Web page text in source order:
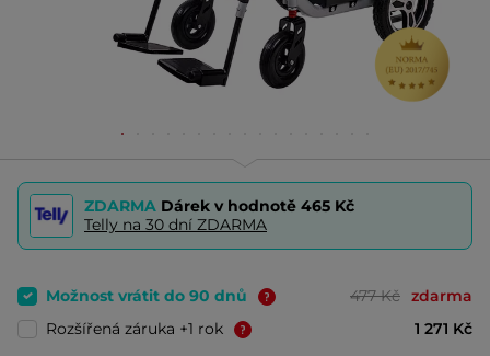
ZDARMA Dárek v hodnotě 465 Kč
Telly na 30 dní ZDARMA
Možnost vrátit do 90 dnů 477 Kč zdarma
Rozšířená záruka +1 rok
1 271 Kč